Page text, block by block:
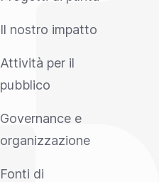
Il nostro impatto
Attività per il
pubblico
Governance e
organizzazione
Fonti di